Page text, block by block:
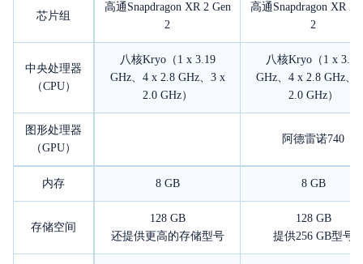
芯片组
高通Snapdragon XR 2 Gen
2
高通Snapdragon XR 2
2
中央处理器
（CPU）
八核Kryo（1 x 3.19
GHz、4 x 2.8 GHz、3 x
2.0 GHz）
八核Kryo（1 x 3.19
GHz、4 x 2.8 GHz、
2.0 GHz）
图形处理器
（GPU）
阿德雷诺740
内存 8 GB 8 GB
存储空间
128 GB
还提供更高的存储型号
128 GB
提供256 GB型号